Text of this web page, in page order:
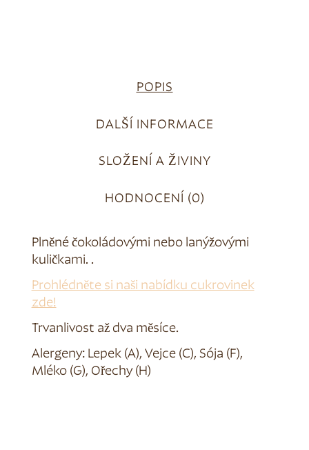
POPIS
DALŠÍ INFORMACE
SLOŽENÍ A ŽIVINY
HODNOCENÍ (0)
Plněné čokoládovými nebo lanýžovými
kuličkami. .
Prohlédněte si naši nabídku cukrovinek
zde!
Trvanlivost až dva měsíce.
Alergeny: Lepek (A), Vejce (C), Sója (F),
Mléko (G), Ořechy (H)